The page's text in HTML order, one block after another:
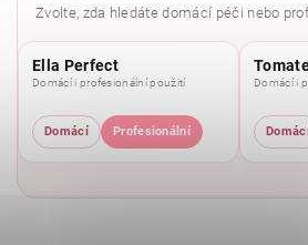
Zvolte, zda hledáte domácí péči nebo
Ella Perfect
Domácí i profesionální použití
Domácí Profesionální
Domácí i